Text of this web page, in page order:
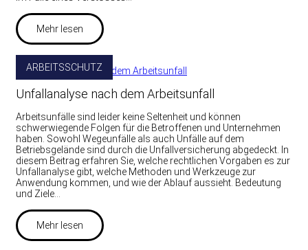
Mehr lesen
ARBEITSSCHUTZ
Unfallanalyse nach dem Arbeitsunfall
Arbeitsunfälle sind leider keine Seltenheit und können
schwerwiegende Folgen für die Betroffenen und Unternehmen
haben. Sowohl Wegeunfälle als auch Unfälle auf dem
Betriebsgelände sind durch die Unfallversicherung abgedeckt. In
diesem Beitrag erfahren Sie, welche rechtlichen Vorgaben es zur
Unfallanalyse gibt, welche Methoden und Werkzeuge zur
Anwendung kommen, und wie der Ablauf aussieht. Bedeutung
und Ziele…
Mehr lesen